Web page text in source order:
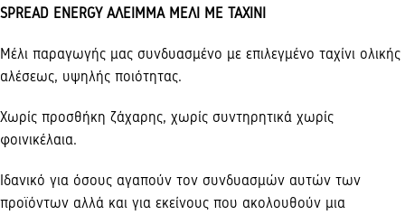
SPREAD ENERGY ΑΛΕΙΜΜΑ ΜΕΛΙ ΜΕ ΤΑΧΙΝΙ
Μέλι παραγωγής μας συνδυασμένο με επιλεγμένο ταχίνι ολικής
αλέσεως, υψηλής ποιότητας.
Χωρίς προσθήκη ζάχαρης, χωρίς συντηρητικά χωρίς
φοινικέλαια.
Ιδανικό για όσους αγαπούν τον συνδυασμών αυτών των
προϊόντων αλλά και για εκείνους που ακολουθούν μια